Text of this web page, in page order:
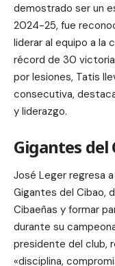
demostrado ser un
2024-25, fue
liderar al equipo a la
récord de 30
por lesiones, Tatis
consecutiva,
y liderazgo.
Gigantes del
José Leger regresa
Gigantes del Cibao,
Cibaeñas y formar
durante su
presidente del club,
«disciplina,